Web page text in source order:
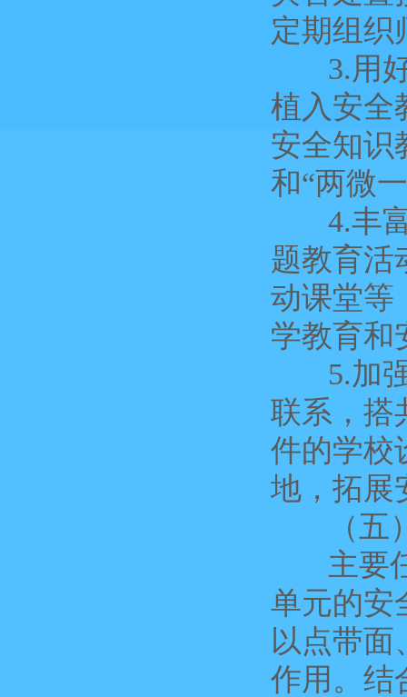
定期组织
3.用好
植入安全
安全知识
和“两微
4.丰富
题教育活
动课堂等
学教育和
5.加强
联系，搭
件的学校
地，拓展
（五）
主要任
单元的安
以点带
作用。结